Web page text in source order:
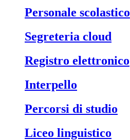
personale scolastico
segreteria cloud
registro elettronico
interpello
percorsi di studio
liceo linguistico